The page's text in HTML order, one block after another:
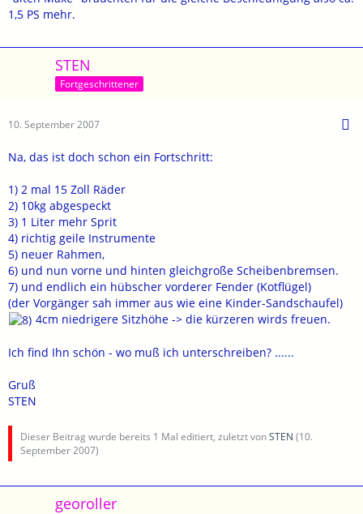
1,5 PS mehr.
STEN
Fortgeschrittener
10. September 2007
Na, das ist doch schon ein Fortschritt:
1) 2 mal 15 Zoll Räder
2) 10kg abgespeckt
3) 1 Liter mehr Sprit
4) richtig geile Instrumente
5) neuer Rahmen,
6) und nun vorne und hinten gleichgroße Scheibenbremsen.
7) und endlich ein hübscher vorderer Fender (Kotflügel)
(der Vorgänger sah immer aus wie eine Kinder-Sandschaufel)
4cm niedrigere Sitzhöhe -> die kürzeren wirds freuen.
Ich find Ihn schön - wo muß ich unterschreiben? ......
Gruß
STEN
Dieser Beitrag wurde bereits 1 Mal editiert, zuletzt vonSTEN (10.
September 2007)
georoller